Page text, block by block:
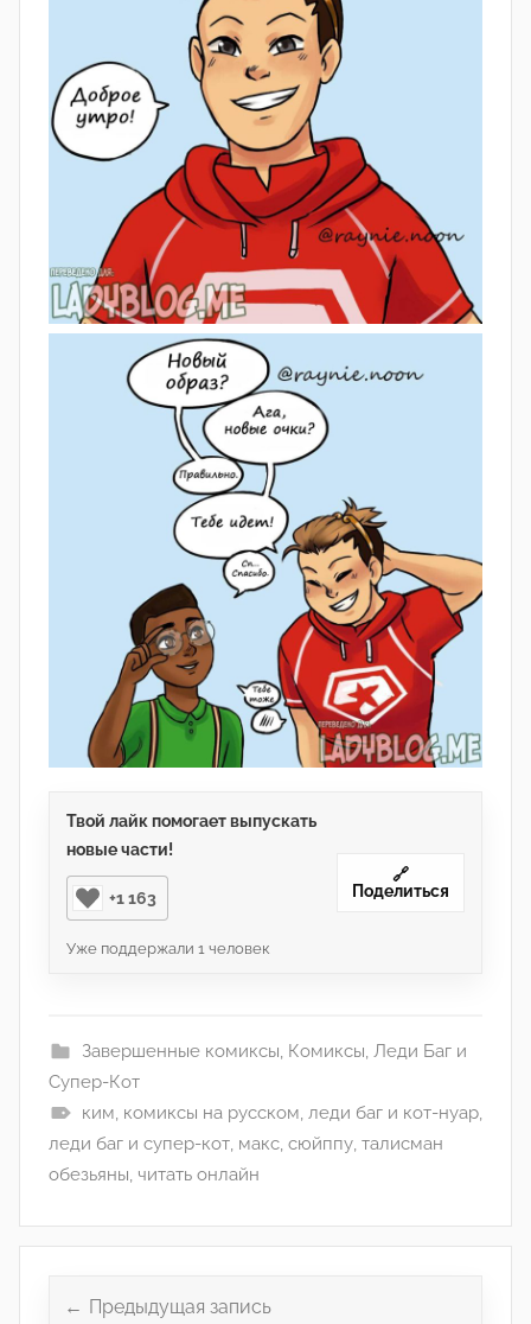
Твой лайк помогает выпускать
новые части!
+1 163
Уже поддержали 1 человек
🔗
Поделиться
Завершенные комиксы, Комиксы, Леди Баг и
Супер-Кот
ким, комиксы на русском, леди баг и кот-нуар,
леди баг и супер-кот, макс, сюйппу, талисман
обезьяны, читать онлайн
Предыдущая запись